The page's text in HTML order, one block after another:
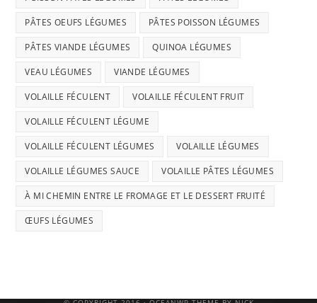
PÂTES OEUFS LÉGUMES PÂTES POISSON LÉGUMES
PÂTES VIANDE LÉGUMES QUINOA LÉGUMES
VEAU LÉGUMES VIANDE LÉGUMES
VOLAILLE FÉCULENT VOLAILLE FÉCULENT FRUIT
VOLAILLE FÉCULENT LÉGUME
VOLAILLE FÉCULENT LÉGUMES VOLAILLE LÉGUMES
VOLAILLE LÉGUMES SAUCE VOLAILLE PÂTES LÉGUMES
À MI CHEMIN ENTRE LE FROMAGE ET LE DESSERT FRUITÉ
ŒUFS LÉGUMES